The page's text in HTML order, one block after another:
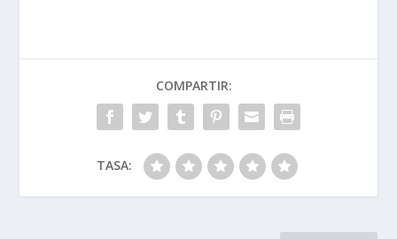
COMPARTIR:
TASA: